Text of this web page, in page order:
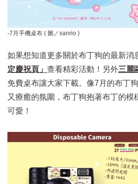
-7月手機桌布 ( 圖／sanrio )
如果想知道更多關於布丁狗的最新消
定慶祝頁」 查看精彩活動！另外三麗
免費桌布讓大家下載。像7月的布丁
又療癒的氛圍，布丁狗抱著布丁的模
可愛！